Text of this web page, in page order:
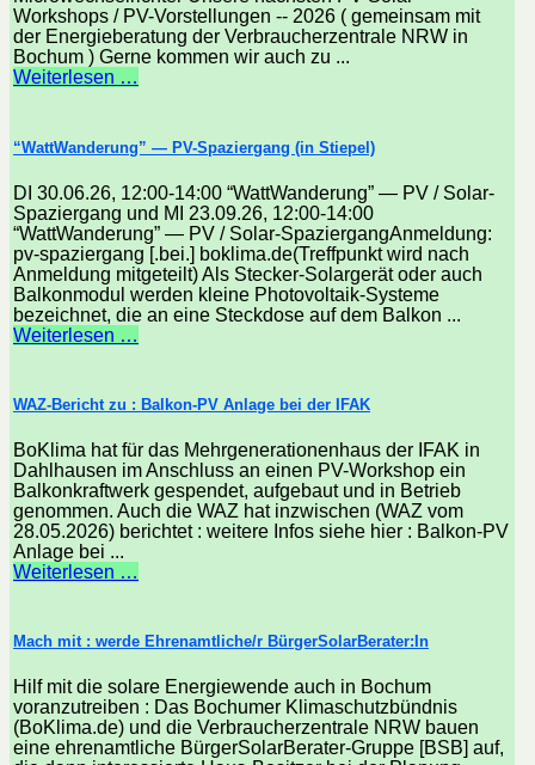
Workshops / PV-Vorstellungen -- 2026 ( gemeinsam mit
der Energieberatung der Verbraucherzentrale NRW in
Bochum ) Gerne kommen wir auch zu ...
Weiterlesen …
“WattWanderung” — PV-Spaziergang (in Stiepel)
DI 30.06.26, 12:00-14:00 “WattWanderung” — PV / Solar-
Spaziergang und MI 23.09.26, 12:00-14:00
“WattWanderung” — PV / Solar-SpaziergangAnmeldung:
pv-spaziergang [.bei.] boklima.de(Treffpunkt wird nach
Anmeldung mitgeteilt) Als Stecker-Solargerät oder auch
Balkonmodul werden kleine Photovoltaik-Systeme
bezeichnet, die an eine Steckdose auf dem Balkon ...
Weiterlesen …
WAZ-Bericht zu : Balkon-PV Anlage bei der IFAK
BoKlima hat für das Mehrgenerationenhaus der IFAK in
Dahlhausen im Anschluss an einen PV-Workshop ein
Balkonkraftwerk gespendet, aufgebaut und in Betrieb
genommen. Auch die WAZ hat inzwischen (WAZ vom
28.05.2026) berichtet : weitere Infos siehe hier : Balkon-PV
Anlage bei ...
Weiterlesen …
Mach mit : werde Ehrenamtliche/r BürgerSolarBerater:In
Hilf mit die solare Energiewende auch in Bochum
voranzutreiben : Das Bochumer Klimaschutzbündnis
(BoKlima.de) und die Verbraucherzentrale NRW bauen
eine ehrenamtliche BürgerSolarBerater-Gruppe [BSB] auf,